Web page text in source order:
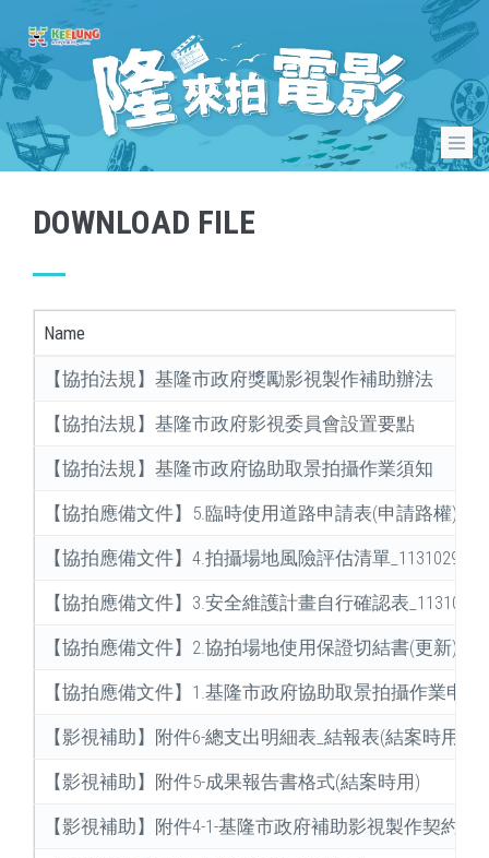
DOWNLOAD FILE
Name
【協拍法規】基隆市政府獎勵影視製作補助辦法
【協拍法規】基隆市政府影視委員會設置要點
【協拍法規】基隆市政府協助取景拍攝作業須知
【協拍應備文件】5.臨時使用道路申請表(申請路權)
【協拍應備文件】4.拍攝場地風險評估清單_1131029
【協拍應備文件】3.安全維護計畫自行確認表_1131029
【協拍應備文件】2.協拍場地使用保證切結書(更新
【協拍應備文件】1.基隆市政府協助取景拍攝作業申請
【影視補助】附件6-總支出明細表_結報表(結案時用)
【影視補助】附件5-成果報告書格式(結案時用)
【影視補助】附件4-1-基隆市政府補助影視製作契約書(